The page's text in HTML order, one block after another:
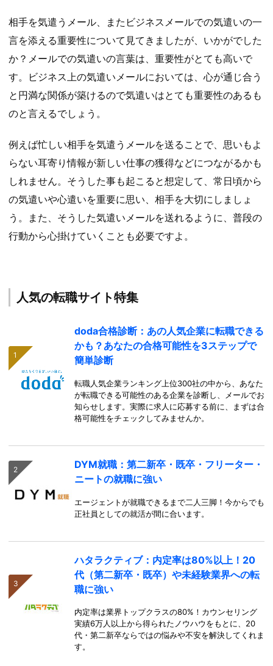
相手を気遣うメール、またビジネスメールでの気遣いの一
言を添える重要性について見てきましたが、いかがでした
か？メールでの気遣いの言葉は、重要性がとても高いで
す。ビジネス上の気遣いメールにおいては、心が通じ合う
と円満な関係が築けるので気遣いはとても重要性のあるも
のと言えるでしょう。
例えば忙しい相手を気遣うメールを送ることで、思いもよ
らない耳寄り情報が新しい仕事の獲得などにつながるかも
しれません。そうした事も起こると想定して、常日頃から
の気遣いや心遣いを重要に思い、相手を大切にしましょ
う。また、そうした気遣いメールを送れるように、普段の
行動から心掛けていくことも必要ですよ。
人気の転職サイト特集
doda合格診断：あの人気企業に転職できる
かも？あなたの合格可能性を3ステップで
簡単診断
転職人気企業ランキング上位300社の中から、あなた
が転職できる可能性のある企業を診断し、メールでお
知らせします。実際に求人に応募する前に、まずは合
格可能性をチェックしてみませんか。
DYM就職：第二新卒・既卒・フリーター・
ニートの就職に強い
エージェントが就職できるまで二人三脚！今からでも
正社員としての就活が間に合います。
ハタラクティブ：内定率は80%以上！20
代（第二新卒・既卒）や未経験業界への転
職に強い
内定率は業界トップクラスの80%！カウンセリング
実績6万人以上から得られたノウハウをもとに、20
代・第二新卒ならではの悩みや不安を解決してくれま
す。